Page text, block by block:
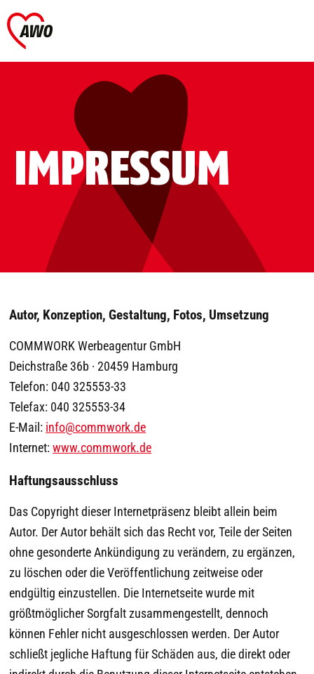
IMPRESSUM
Autor, Konzeption, Gestaltung, Fotos, Umsetzung
COMMWORK Werbeagentur GmbH
Deichstraße 36b · 20459 Hamburg
Telefon: 040 325553-33
Telefax: 040 325553-34
E-Mail: info@commwork.de
Internet:www.commwork.de
Haftungsausschluss
Das Copyright dieser Internetpräsenz bleibt allein beim
Autor. Der Autor behält sich das Recht vor, Teile der Seiten
ohne gesonderte Ankündigung zu verändern, zu ergänzen,
zu löschen oder die Veröffentlichung zeitweise oder
endgültig einzustellen. Die Internetseite wurde mit
größtmöglicher Sorgfalt zusammengestellt, dennoch
können Fehler nicht ausgeschlossen werden. Der Autor
schließt jegliche Haftung für Schäden aus, die direkt oder